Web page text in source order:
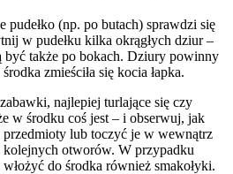
pudełko (np. po butach) sprawdzi się
w pudełku kilka okrągłych dziur –
być także po bokach. Dziury powinny
zmieściła się kocia łapka.
najlepiej turlające się czy
w środku coś jest – i obserwuj, jak
przedmioty lub toczyć je w wewnątrz
kolejnych otworów. W przypadku
do środka również smakołyki.